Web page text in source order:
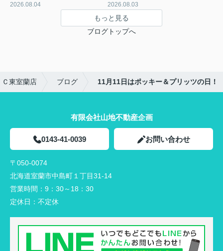
2026.08.04 2026.08.03
もっと見る
ブログトップへ
Ｃ東室蘭店 ブログ 11月11日はポッキー＆プリッツの日！
有限会社山地不動産企画
0143-41-0039 お問い合わせ
〒050-0074
北海道室蘭市中島町１丁目31-14
営業時間： 9：30～18：30
定休日： 不定休